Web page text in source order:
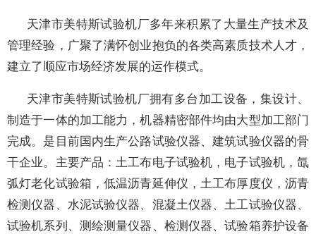
天津市美特斯试验机厂多年来积累了大量生产技术及
管理经验，广聚了满怀创业抱负的各类高素质技术人才，
建立了顺应市场经济发展的运作模式。
天津市美特斯试验机厂拥有多台加工设备，集设计、
制造于一体的加工能力，机器精密部件均由大型加工部门
完成。是目前国内生产公路试验仪器、建筑试验仪器的骨
干企业。主要产品：土工布电子试验机，电子试验机，氙
弧灯老化试验箱，低温沥青延伸仪，土工布厚度仪，沥青
检测仪器、水泥试验仪器、混凝土仪器、土工试验仪器、
试验机系列、测绘测量仪器、检测仪器、试验箱养护设备